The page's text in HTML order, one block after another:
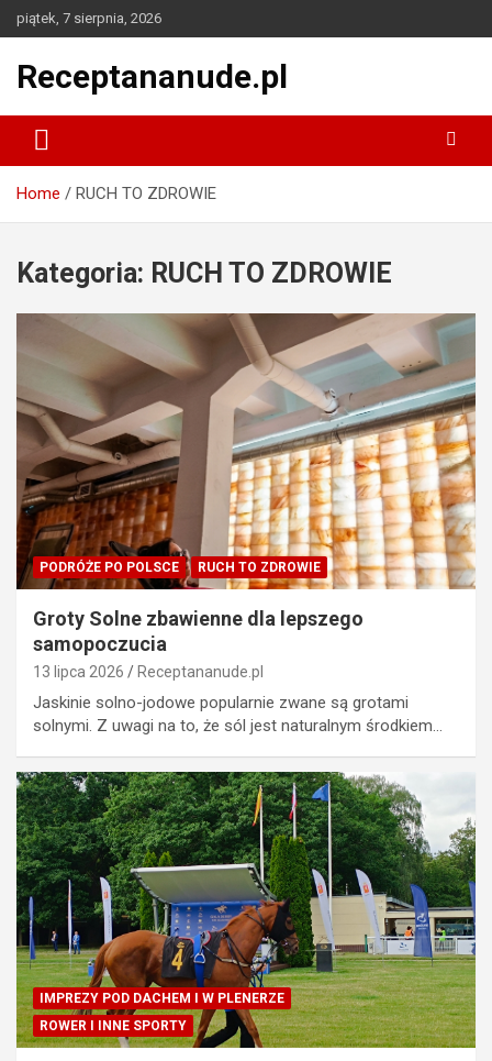
Skip
to
piątek, 7 sierpnia, 2026
Receptananude.pl
Home RUCH TO ZDROWIE
Kategoria: RUCH TO ZDROWIE
PODRÓŻE PO POLSCE RUCH TO ZDROWIE
Groty Solne zbawienne dla lepszego
samopoczucia
13 lipca 2026 Receptananude.pl
Jaskinie solno-jodowe popularnie zwane są grotami
solnymi. Z uwagi na to, że sól jest naturalnym środkiem…
IMPREZY POD DACHEM I W PLENERZE
ROWER I INNE SPORTY